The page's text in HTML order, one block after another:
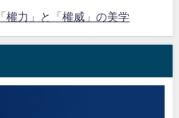
權力」と「權威」の美学